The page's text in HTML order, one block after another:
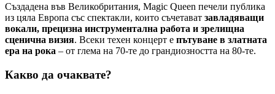
Създадена във Великобритания, Magic Queen печели публика
из цяла Европа със спектакли, които съчетават завладяващи
вокали, прецизна инструментална работа и зрелищна
сценична визия. Всеки техен концерт е пътуване в златната
ера на рока – от глема на 70-те до грандиозността на 80-те.
Какво да очаквате?